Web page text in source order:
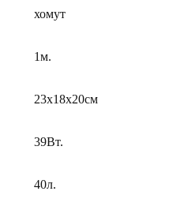
хомут
1м.
23х18х20см
39Вт.
40л.